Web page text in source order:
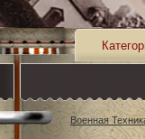
Военная